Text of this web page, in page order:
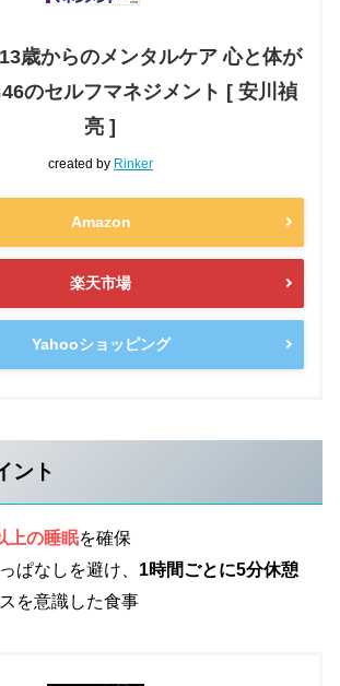
歳からのメンタルケア 心と体が
のセルフマネジメント [ 安川禎
亮 ]
created by Rinker
Amazon
楽天市場
Yahooショッピング
ント
上の睡眠を確保
ぱなしを避け、 1時間ごとに5分休憩
を意識した食事